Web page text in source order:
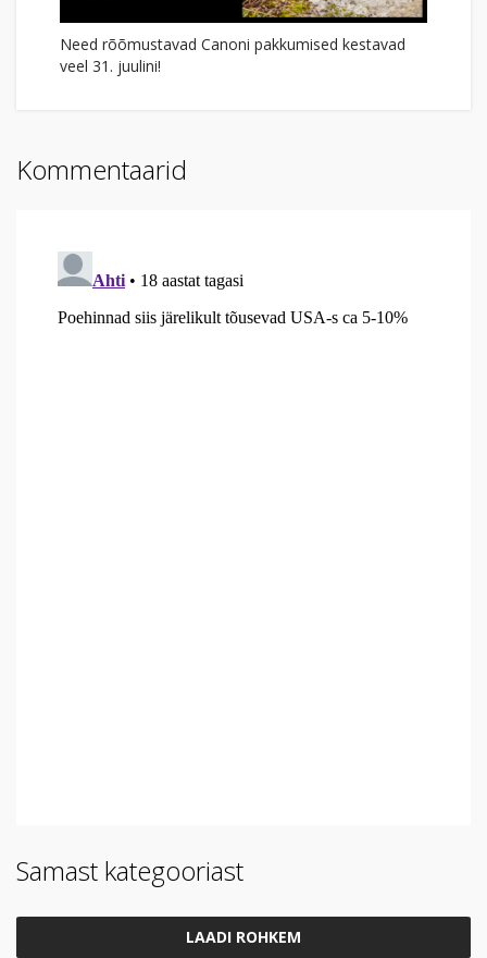
Need rõõmustavad Canoni pakkumised kestavad
veel 31. juulini!
Kommentaarid
Samast kategooriast
LAADI ROHKEM